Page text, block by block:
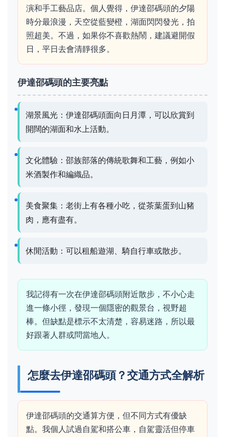
演和手工藝品店。個人覺得，伊達邵碼頭的夕陽
時分最浪漫，天空從藍變橙，湖面閃閃發光，拍
照超美。不過，如果你不喜歡熱鬧，建議避開假
日，平日去會清靜很多。
伊達邵碼頭的主要亮點
湖景風光：伊達邵碼頭面向日月潭，可以欣賞到
開闊的湖面和水上活動。
文化體驗：邵族部落的傳統歌舞和工藝，例如小
米酒製作和編織品。
美食聚集：老街上有各種小吃，從茶葉蛋到山豬
肉，應有盡有。
休閒活動：可以租船遊湖、騎自行車或散步。
我記得有一次在伊達邵碼頭附近散步，不小心走
進一條小徑，發現一個隱密的觀景台，視野超
棒。但缺點是標示不太清楚，容易迷路，所以最
好跟著人群或問當地人。
怎麼去伊達邵碼頭？交通方式全解析
伊達邵碼頭的交通算方便，但不同方式有優缺
點。我個人試過自駕和搭公車，自駕靈活但停車